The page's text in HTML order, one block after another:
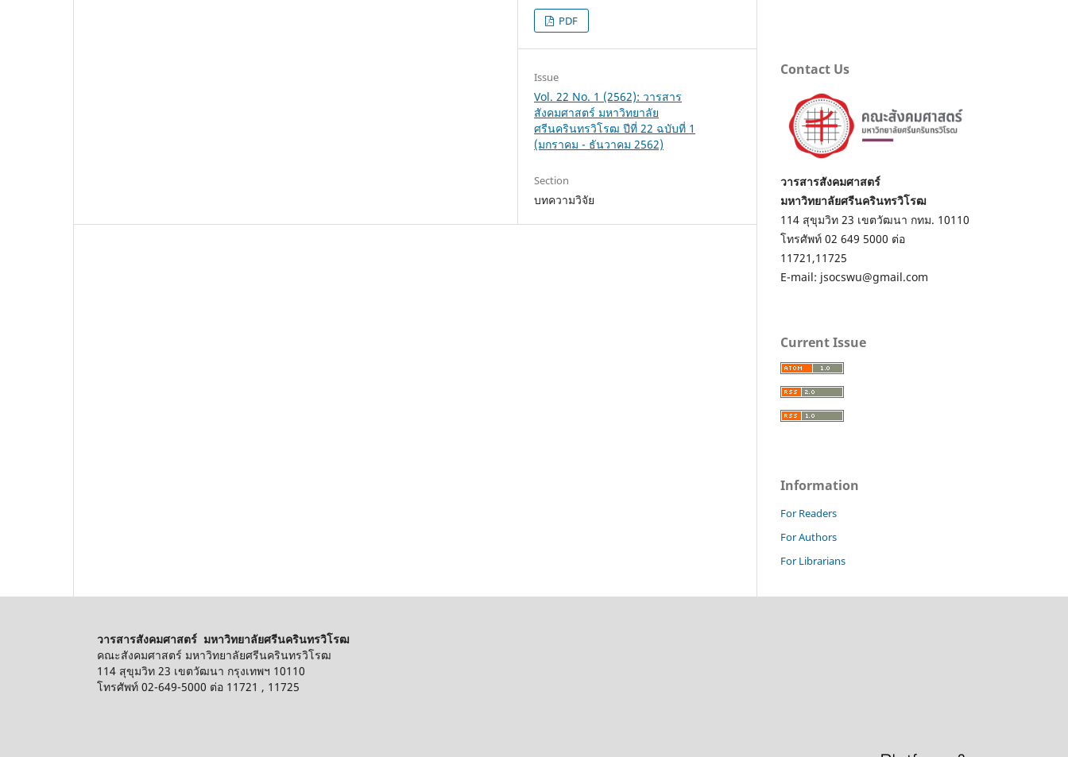
PDF
Issue
Vol. 22 No. 1 (2562): วารสาร
สังคมศาสตร์ มหาวิทยาลัย
ศรีนครินทรวิโรฒ ปีที่ 22 ฉบับที่ 1
(มกราคม - ธันวาคม 2562)
Section
บทความวิจัย
Contact Us
วารสารสังคมศาสตร์
มหาวิทยาลัยศรีนครินทรวิโรฒ
114 สุขุมวิท 23 เขตวัฒนา กทม. 10110
โทรศัพท์ 02 649 5000 ต่อ
11721,11725
E-mail: jsocswu@gmail.com
Current Issue
Information
For Readers
For Authors
For Librarians
วารสารสังคมศาสตร์ มหาวิทยาลัยศรีนครินทรวิโรฒ
คณะสังคมศาสตร์ มหาวิทยาลัยศรีนครินทรวิโรฒ
114 สุขุมวิท 23 เขตวัฒนา กรุงเทพฯ 10110
โทรศัพท์ 02-649-5000 ต่อ 11721 , 11725